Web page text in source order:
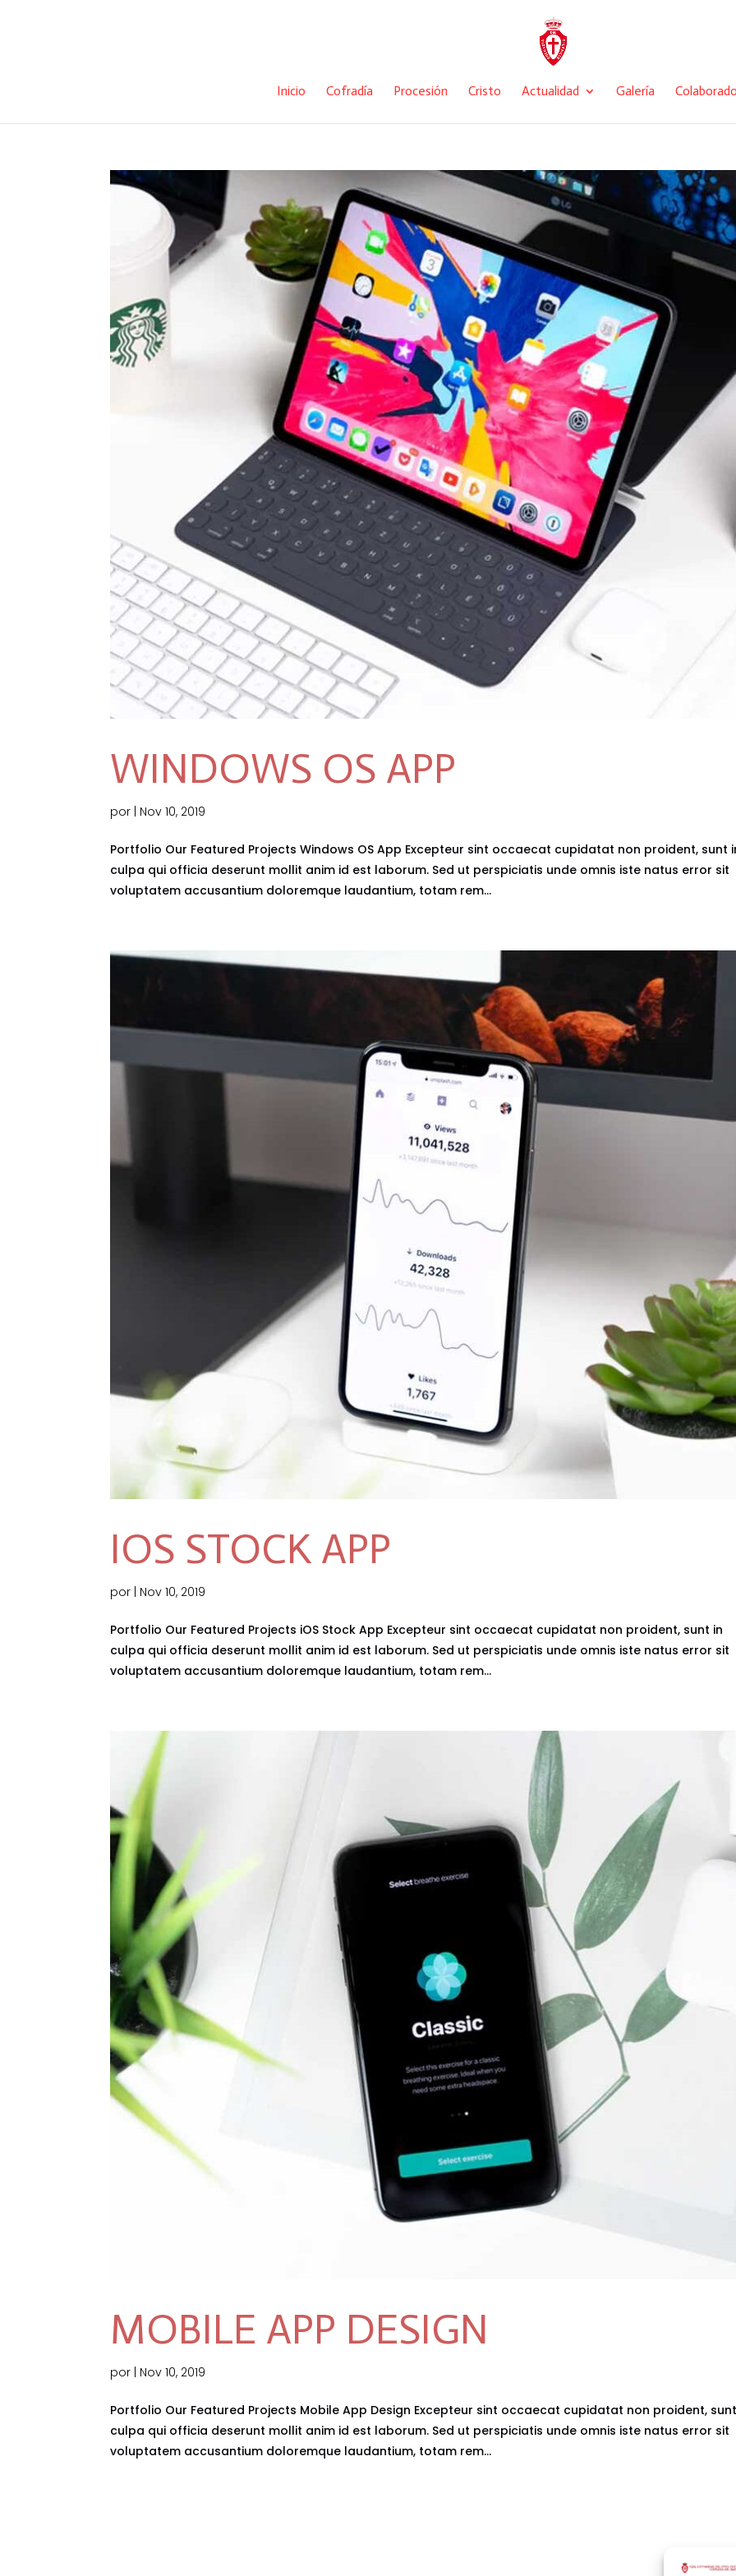
Inicio Cofradía Procesión Cristo Actualidad Galería
WINDOWS OS APP
por | Nov 10, 2019
Portfolio Our Featured Projects Windows OS App Excepteur sint occaecat cupidatat non proident, sunt
culpa qui officia deserunt mollit anim id est laborum. Sed ut perspiciatis unde omnis iste natus error sit
voluptatem accusantium doloremque laudantium, totam rem...
IOS STOCK APP
por | Nov 10, 2019
Portfolio Our Featured Projects iOS Stock App Excepteur sint occaecat cupidatat non proident, sunt in
culpa qui officia deserunt mollit anim id est laborum. Sed ut perspiciatis unde omnis iste natus error sit
voluptatem accusantium doloremque laudantium, totam rem...
MOBILE APP DESIGN
por | Nov 10, 2019
Portfolio Our Featured Projects Mobile App Design Excepteur sint occaecat cupidatat non proident,
culpa qui officia deserunt mollit anim id est laborum. Sed ut perspiciatis unde omnis iste natus error sit
voluptatem accusantium doloremque laudantium, totam rem...